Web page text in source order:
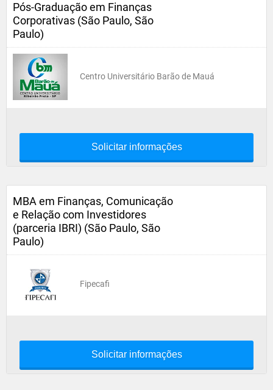
Pós-Graduação em Finanças
Corporativas (São Paulo, São
Paulo)
Centro Universitário Barão de Mauá
Solicitar informações
MBA em Finanças, Comunicação
e Relação com Investidores
(parceria IBRI) (São Paulo, São
Paulo)
Fipecafi
Solicitar informações